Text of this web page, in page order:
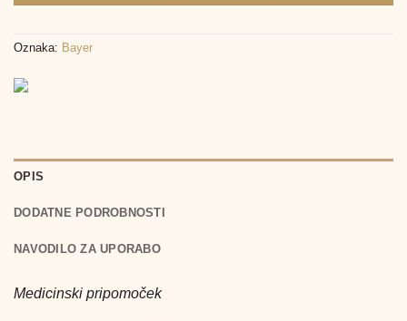
Oznaka: Bayer
OPIS
DODATNE PODROBNOSTI
NAVODILO ZA UPORABO
Medicinski pripomoček